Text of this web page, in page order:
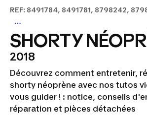
REF: 8491784, 8491781, 8798242,
SHORTY
2018
Découvrez comment entretenir,
shorty néoprène avec nos tutos
vous guider ! : notice, conseils
réparation et pièces détachées